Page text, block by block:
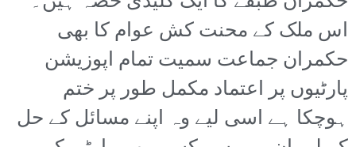
اس ملک کے محنت کش عوام کا بھی
حکمران جماعت سمیت تمام اپوزیشن
پارٹیوں پر اعتماد مکمل طور پر ختم
ہوچکا ہے اسی لیے وہ اپنے مسائل کے حل